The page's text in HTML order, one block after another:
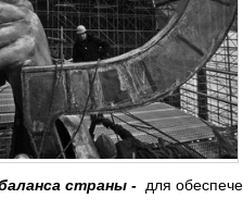
страны - для